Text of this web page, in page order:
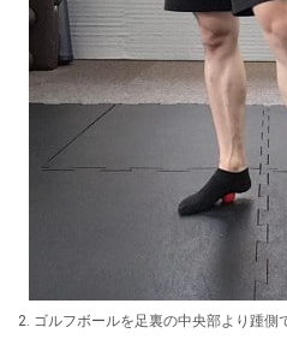
2. ゴルフボールを足裏の中央部より踵側